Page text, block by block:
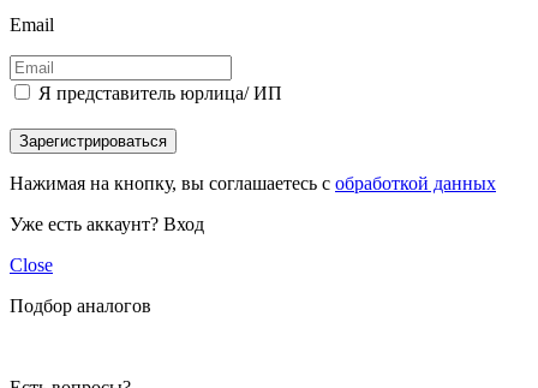
Email
Я представитель юрлица/ ИП
Зарегистрироваться
Нажимая на кнопку, вы соглашаетесь с обработкой данных
Уже есть аккаунт? Вход
Close
Подбор аналогов